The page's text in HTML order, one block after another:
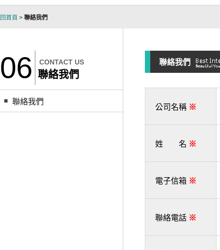
回首頁 > 聯絡我們
06 CONTACT US
聯絡我們
聯絡我們
聯絡我們
公司名稱 ※
姓 名 ※
電子信箱 ※
聯絡電話 ※